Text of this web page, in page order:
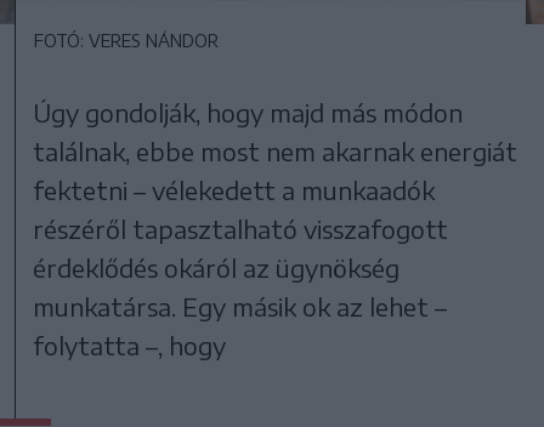
FOTÓ: VERES NÁNDOR
Úgy gondolják, hogy majd más módon
találnak, ebbe most nem akarnak energiát
fektetni – vélekedett a munkaadók
részéről tapasztalható visszafogott
érdeklődés okáról az ügynökség
munkatársa. Egy másik ok az lehet –
folytatta –, hogy